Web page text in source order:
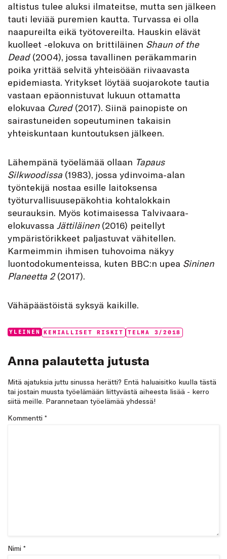
altistus tulee aluksi ilmateitse, mutta sen jälkeen
tauti leviää puremien kautta. Turvassa ei olla
naapureilta eikä työtovereilta. Hauskin elävät
kuolleet -elokuva on brittiläinen Shaun of the
Dead(2004), jossa tavallinen peräkammarin
poika yrittää selvitä yhteisöään riivaavasta
epidemiasta. Yritykset löytää suojarokote tautia
vastaan epäonnistuvat lukuun ottamatta
elokuvaa Cured(2017). Siinä painopiste on
sairastuneiden sopeutuminen takaisin
yhteiskuntaan kuntoutuksen jälkeen.
Lähempänä työelämää ollaan Tapaus
Silkwoodissa (1983), jossa ydinvoima-alan
työntekijä nostaa esille laitoksensa
työturvallisuusepäkohtia kohtalokkain
seurauksin. Myös kotimaisessa Talvivaara-
elokuvassa Jättiläinen(2016) peitellyt
ympäristörikkeet paljastuvat vähitellen.
Karmeimmin ihmisen tuhovoima näkyy
luontodokumenteissa, kuten BBC:n upea Sininen
Planeetta 2(2017).
Vähäpäästöistä syksyä kaikille.
Categories:
YLEINEN Tags:
KEMIALLISET RISKIT TELMA 3/2018
Anna palautetta jutusta
Mitä ajatuksia juttu sinussa herätti? Entä haluaisitko kuulla tästä
tai jostain muusta työelämään liittyvästä aiheesta lisää - kerro
siitä meille. Parannetaan työelämää yhdessä!
Kommentti *
Nimi *